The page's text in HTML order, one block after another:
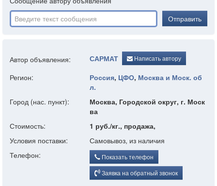
Отправить
Автор объявления: САРМАТ Написать автору
Регион: Россия, ЦФО, Москва и Моск. об
л.
Город (нас. пункт):
Москва, Городской округ, г. Моск
ва
Стоимость:
1 руб./кг., продажа,
Условия поставки:
Самовывоз, из наличия
Телефон:
Показать телефон
Заявка на обратный звонок